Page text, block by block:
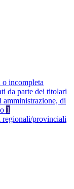
o incompleta
da parte dei titolari
di
1
provinciali